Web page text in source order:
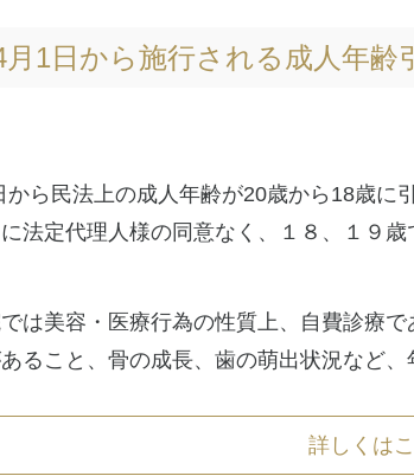
月1日から施行される成人年
から民法上の成人年齢が20歳から18歳に
法定代理人様の同意なく、１８、１９
は美容・医療行為の性質上、自費診療
ること、骨の成長、歯の萌出状況など
詳しくは